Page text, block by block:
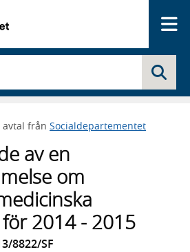
avtal från Socialdepartementet
av en
om
2014 - 2015
8822/SF